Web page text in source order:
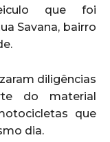
que foi
Savana, bairro
diligências
do material
que
dia.